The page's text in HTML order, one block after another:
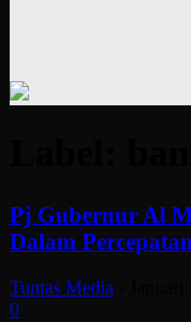
Pj Gubernur Al
Dalam
Tuntas Media
0